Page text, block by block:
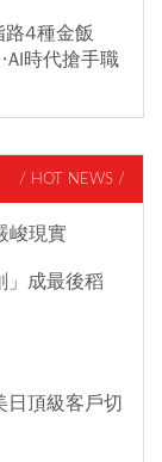
4種金飯
時代搶手職
/ HOT NEWS /
峻現實
」成最後稻
日頂級客戶切